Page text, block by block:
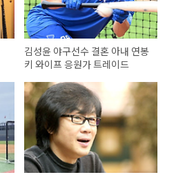
김성윤 야구선수 결혼 아내 연봉
키 와이프 응원가 트레이드